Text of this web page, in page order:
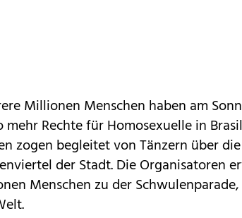
Millionen Menschen haben am
mehr Rechte für Homosexuelle in
zogen begleitet von Tänzern über
der Stadt. Die Organisatoren
Menschen zu der